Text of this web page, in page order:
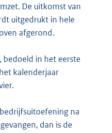
De uitkomst van
uitgedrukt in hele
afgerond.
in het eerste
kalenderjaar
na
dan is de